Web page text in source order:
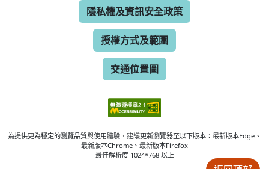
隱私權及資訊安全政策
授權方式及範圍
交通位置圖
為提供更為穩定的瀏覽品質與使用體驗，建議更新瀏覽器至以下版本：最新版本Edge、
最新版本Chrome、最新版本Firefox
最佳解析度 1024*768 以上